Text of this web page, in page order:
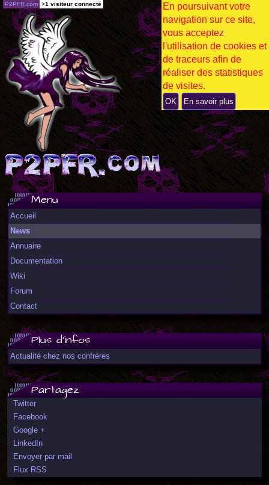
Menu
Accueil
News
Annuaire
Documentation
Wiki
Forum
Contact
Plus d'infos
Actualité chez nos confrères
Partagez
Twitter
Facebook
Google +
LinkedIn
Envoyer par mail
Flux RSS
P2PFR.com >1 visiteur connecté
En poursuivant votre
navigation sur ce site,
vous acceptez
l'utilisation de cookies et
de traceurs afin de
réaliser des statistiques
de visites.
OK En savoir plus